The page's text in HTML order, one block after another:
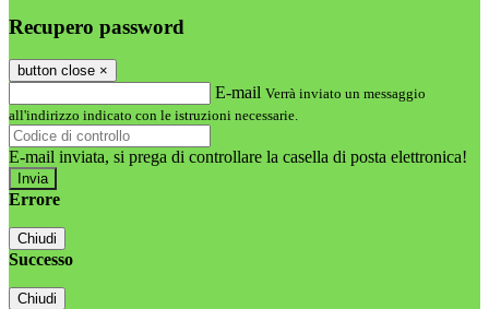
Recupero password
button close ×
E-mail Verrà inviato un messaggio
all'indirizzo indicato con le istruzioni necessarie.
E-mail inviata, si prega di controllare la casella di posta elettronica!
Errore
Chiudi
Successo
Chiudi